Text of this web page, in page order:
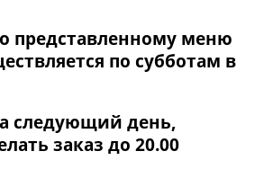
представленному меню
по субботам в
следующий день,
заказ до 20.00